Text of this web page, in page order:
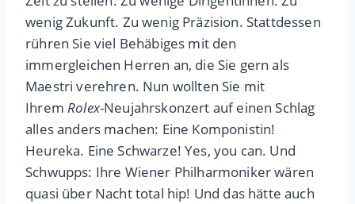
wenig Zukunft. Zu wenig Präzision. Stattdessen
rühren Sie viel Behäbiges mit den
immergleichen Herren an, die Sie gern als
Maestri verehren. Nun wollten Sie mit
IhremRolex-Neujahrskonzert auf einen Schlag
alles anders machen: Eine Komponistin!
Heureka. Eine Schwarze! Yes, you can. Und
Schwupps: Ihre Wiener Philharmoniker wären
quasi über Nacht total hip! Und das hätte auch